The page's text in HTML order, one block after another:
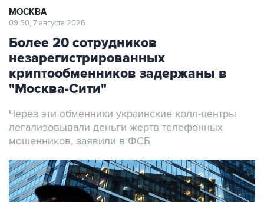
МОСКВА
09:50, 7 августа 2026
Более 20 сотрудников
незарегистрированных
криптообменников задержаны в
"Москва-Сити"
Через эти обменники украинские колл-центры
легализовывали деньги жертв телефонных
мошенников, заявили в ФСБ